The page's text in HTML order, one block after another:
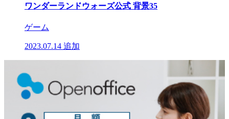
ワンダーランドウォーズ公式 背景35
ゲーム
2023.07.14 追加